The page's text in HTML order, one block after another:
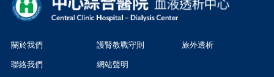
關於我們 護腎教戰守則 旅外透析
聯絡我們 網站聲明